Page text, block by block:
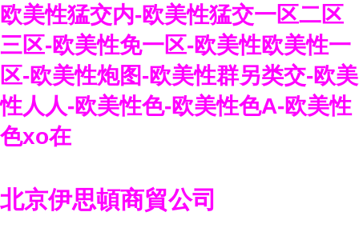
欧美性猛交内-欧美性猛交一区二区
三区-欧美性免一区-欧美性欧美性一
区-欧美性炮图-欧美性群另类交-欧美
性人人-欧美性色-欧美性色A-欧美性
色xo在
北京伊思頓商貿公司